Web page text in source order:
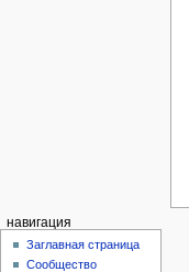
навигация
Заглавная страница
Сообщество